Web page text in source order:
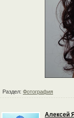
Раздел: Фотография
Алексей